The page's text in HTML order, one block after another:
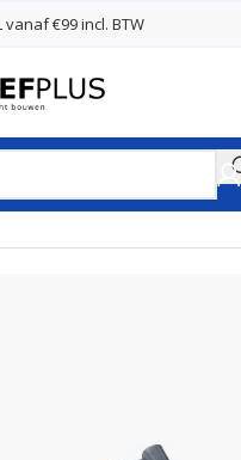
€99 incl. BTW
Verzinkt